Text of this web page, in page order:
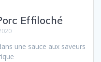
Effiloché
une sauce aux saveurs